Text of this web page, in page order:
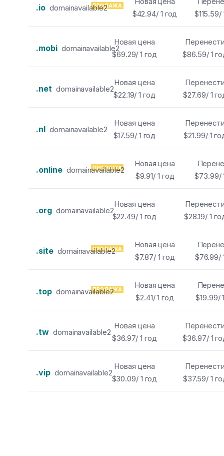
.io domainavailable2ПРОДАЖА
$42.94/ 1 год
$115.59/
.mobi domainavailable2
Новая цена
$69.29/ 1 год
$86.59/ 1
.net domainavailable2
Новая цена
$22.19/ 1 год
$27.69/ 1
.nl domainavailable2
Новая цена
$17.59/ 1 год
$21.99/ 1
.online domainavailable2
ПРОДАЖА
Новая цена
$9.91/ 1 год
$73.99/
.org domainavailable2
Новая цена
$22.49/ 1 год
$28.19/ 1
.site domainavailable2
ПРОДАЖА
Новая цена
$7.87/ 1 год
$76.99/
.top domainavailable2
ПРОДАЖА
Новая цена
$2.41/ 1 год
$19.99/
.tw domainavailable2
Новая цена
$36.97/ 1 год
$36.97/ 1
.vip domainavailable2
Новая цена
$30.09/ 1 год
$37.59/ 1